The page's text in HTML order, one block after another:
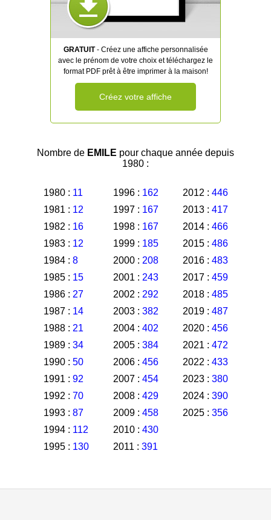
GRATUIT- Créez une affiche personnalisée
avec le prénom de votre choix et téléchargez le
format PDF prêt à être imprimer à la maison!
Créez votre affiche
Nombre de EMILE pour chaque année depuis
1980 :
1980 : 11
1981 : 12
1982 : 16
1983 : 12
1984 : 8
1985 : 15
1986 : 27
1987 : 14
1988 : 21
1989 : 34
1990 : 50
1991 : 92
1992 : 70
1993 : 87
1994 : 112
1995 : 130
1996 : 162
1997 : 167
1998 : 167
1999 : 185
2000 : 208
2001 : 243
2002 : 292
2003 : 382
2004 : 402
2005 : 384
2006 : 456
2007 : 454
2008 : 429
2009 : 458
2010 : 430
2011 : 391
2012 : 446
2013 : 417
2014 : 466
2015 : 486
2016 : 483
2017 : 459
2018 : 485
2019 : 487
2020 : 456
2021 : 472
2022 : 433
2023 : 380
2024 : 390
2025 : 356